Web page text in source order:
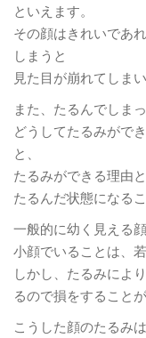
といえます。
その顔はきれいであ
しまうと
見た目が崩れてしま
また、たるんでしま
どうしてたるみがで
と、
たるみができる理由
たるんだ状態になる
一般的に幼く見える
小顔でいることは、
しかし、たるみによ
るので損をすることが
こうした顔のたるみ